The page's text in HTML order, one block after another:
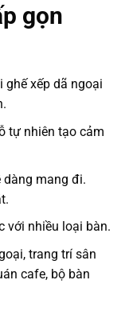
gọn
ghế xếp dã ngoại
tự nhiên tạo cảm
dàng mang đi.
với nhiều loại bàn.
trang trí sân
cafe, bộ bàn